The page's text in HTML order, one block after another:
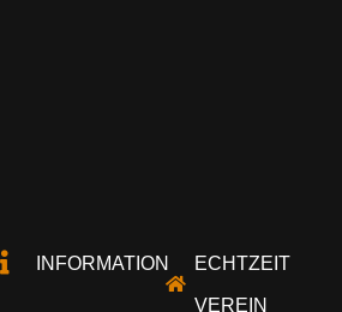
INFORMATION ECHTZEIT
VEREIN